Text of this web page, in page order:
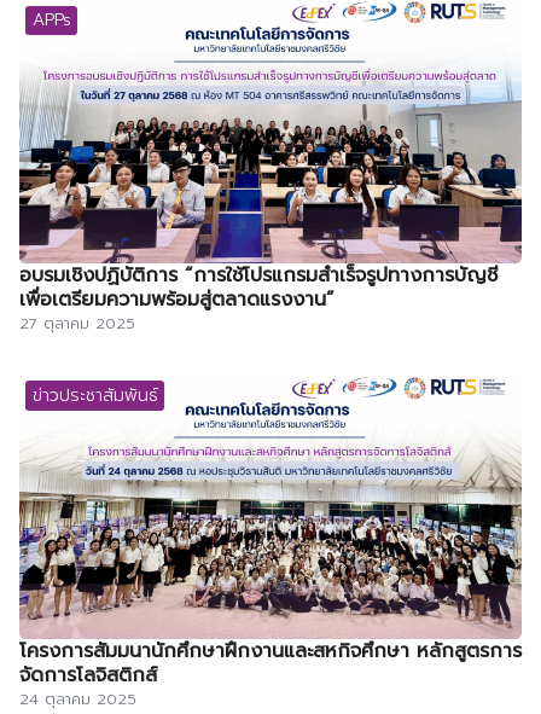
APPs
อบรมเชิงปฏิบัติการ “การใช้โปรแกรมสำเร็จรูปทางการบัญชี
เพื่อเตรียมความพร้อมสู่ตลาดแรงงาน”
27 ตุลาคม 2025
ข่าวประชาสัมพันธ์
โครงการสัมมนานักศึกษาฝึกงานและสหกิจศึกษา หลักสูตรการ
จัดการโลจิสติกส์
24 ตุลาคม 2025